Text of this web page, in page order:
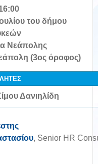
του δήμου
Νεάπολης
(3ος όροφος)
Δανιηλίδη
, Senior HR